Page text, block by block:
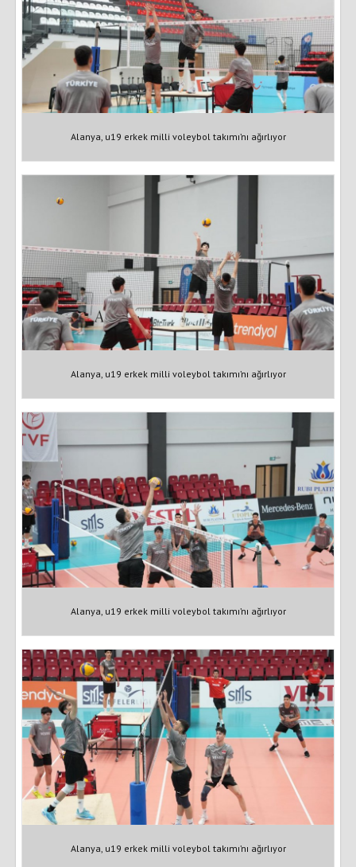
Alanya, u19 erkek milli voleybol takımı’nı ağırlıyor
Alanya, u19 erkek milli voleybol takımı’nı ağırlıyor
Alanya, u19 erkek milli voleybol takımı’nı ağırlıyor
Alanya, u19 erkek milli voleybol takımı’nı ağırlıyor